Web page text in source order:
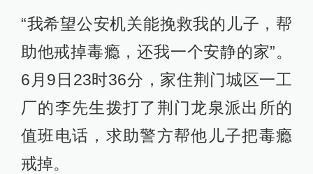
“我希望公安机关能挽救我的儿子，帮
助他戒掉毒瘾，还我一个安静的家”。
6月9日23时36分，家住荆门城区一工
厂的李先生拨打了荆门龙泉派出所的
值班电话，求助警方帮他儿子把毒瘾
戒掉。